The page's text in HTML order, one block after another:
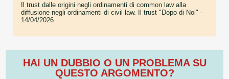
Il trust dalle origini negli ordinamenti di common law alla
diffusione negli ordinamenti di civil law. Il trust "Dopo di Noi" -
14/04/2026
HAI UN DUBBIO O UN PROBLEMA SU
QUESTO ARGOMENTO?